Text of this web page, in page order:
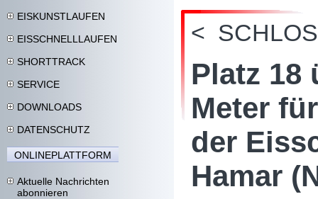
EISKUNSTLAUFEN
EISSCHNELLLAUFEN
SHORTTRACK
SERVICE
DOWNLOADS
DATENSCHUTZ
ONLINEPLATTFORM
Aktuelle Nachrichten
abonnieren
<
Platz 18
Meter
der
Hamar